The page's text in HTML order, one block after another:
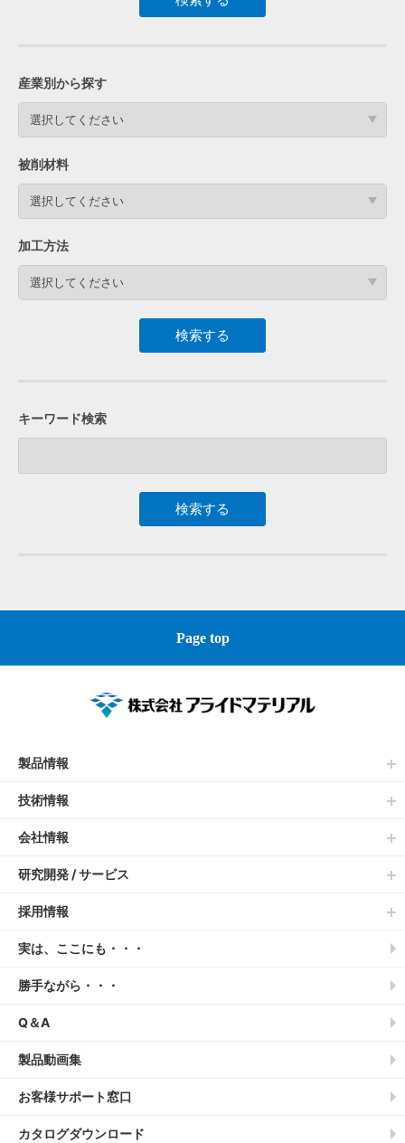
産業別から探す
選択してください
被削材料
選択してください
加工方法
選択してください
キーワード検索
Page top
製品情報
技術情報
会社情報
研究開発 / サービス
採用情報
実は、ここにも・・・
勝手ながら・・・
Q＆A
製品動画集
お客様サポート窓口
カタログダウンロード